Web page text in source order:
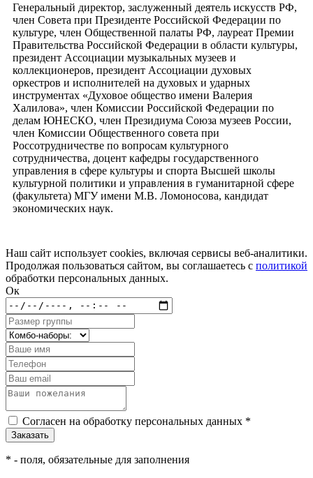
Генеральный директор, заслуженный деятель искусств РФ,
член Совета при Президенте Российской Федерации по
культуре, член Общественной палаты РФ, лауреат Премии
Правительства Российской Федерации в области культуры,
президент Ассоциации музыкальных музеев и
коллекционеров, президент Ассоциации духовых
оркестров и исполнителей на духовых и ударных
инструментах «Духовое общество имени Валерия
Халилова», член Комиссии Российской Федерации по
делам ЮНЕСКО, член Президиума Союза музеев России,
член Комиссии Общественного совета при
Россотрудничестве по вопросам культурного
сотрудничества, доцент кафедры государственного
управления в сфере культуры и спорта Высшей школы
культурной политики и управления в гуманитарной сфере
(факультета) МГУ имени М.В. Ломоносова, кандидат
экономических наук.
Наш сайт использует cookies, включая сервисы веб-аналитики.
Продолжая пользоваться сайтом, вы соглашаетесь с политикой
обработки персональных данных.
Ок
Согласен на обработку персональных данных *
* - поля, обязательные для заполнения